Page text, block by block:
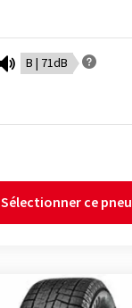
B | 71dB
Sélectionner ce pneu